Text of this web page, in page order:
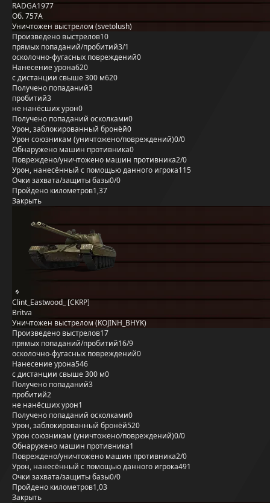
RADGA1977
Об. 757А
Уничтожен выстрелом (svetolush)
Произведено выстрелов10
прямых попаданий/пробитий3/1
осколочно-фугасных повреждений0
Нанесение урона620
с дистанции свыше 300 м620
Получено попаданий3
пробитий3
не нанёсших урон0
Получено попаданий осколками0
Урон, заблокированный бронёй0
Урон союзникам (уничтожено/повреждений)0/0
Обнаружено машин противника0
Повреждено/уничтожено машин противника2/0
Урон, нанесённый с помощью данного игрока115
Очки захвата/защиты базы0/0
Пройдено километров1,37
Закрыть
Clint_Eastwood_ [CKRP]
Britva
Уничтожен выстрелом (KOJINH_BHYK)
Произведено выстрелов17
прямых попаданий/пробитий16/9
осколочно-фугасных повреждений0
Нанесение урона546
с дистанции свыше 300 м0
Получено попаданий3
пробитий2
не нанёсших урон1
Получено попаданий осколками0
Урон, заблокированный бронёй520
Урон союзникам (уничтожено/повреждений)0/0
Обнаружено машин противника1
Повреждено/уничтожено машин противника2/0
Урон, нанесённый с помощью данного игрока491
Очки захвата/защиты базы0/0
Пройдено километров1,03
Закрыть